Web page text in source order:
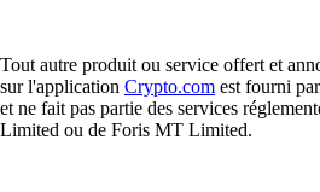
Tout autre produit ou service offert et
sur l'application Crypto.com est fourni
et ne fait pas partie des services
Limited ou de Foris MT Limited.